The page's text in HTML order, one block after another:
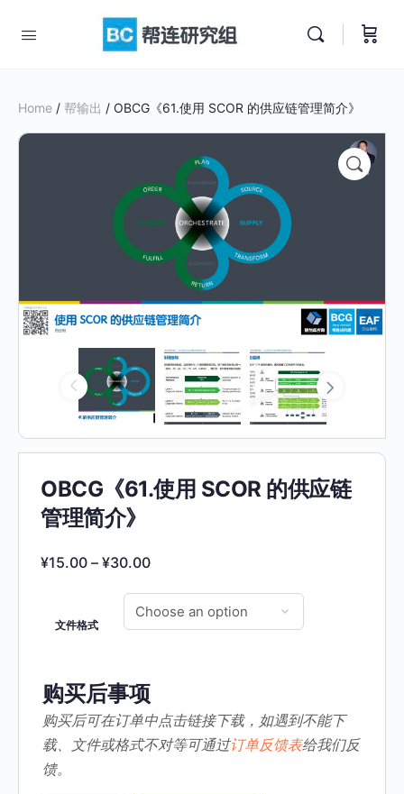
Home / 帮输出 / OBCG《61.使用 SCOR 的供应链管理简介》
OBCG《61.使用 SCOR 的供应链
管理简介》
¥15.00 – ¥30.00
文件格式
购买后事项
购买后可在订单中点击链接下载，如遇到不能下
载、文件或格式不对等可通过订单反馈表给我们反
馈。